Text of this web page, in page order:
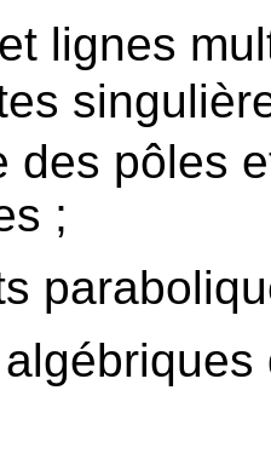
lignes
des pôles
;